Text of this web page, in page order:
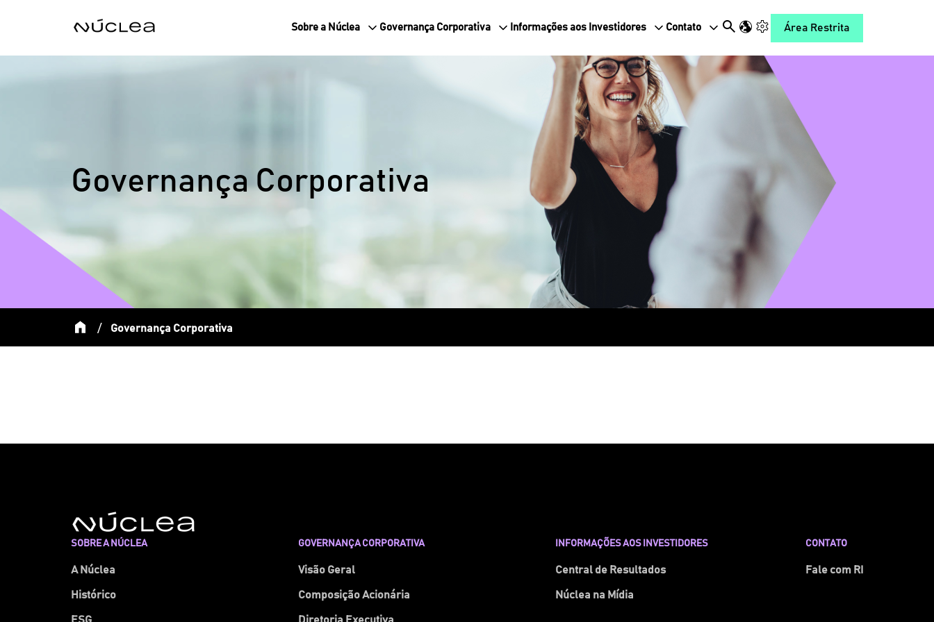
Sobre a Núclea Governança Corporativa Informações aos Investidores Contato Área Restrita
Governança Corporativa
/ Governança Corporativa
SOBRE A NÚCLEA
A Núclea
Histórico
GOVERNANÇA CORPORATIVA
Visão Geral
Composição Acionária
INFORMAÇÕES AOS INVESTIDORES
Central de Resultados
Núclea na Mídia
CONTATO
Fale com RI